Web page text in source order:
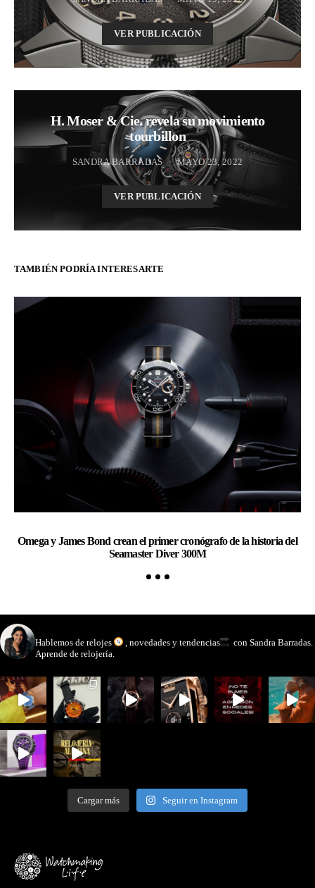
VER PUBLICACIÓN
H. Moser & Cie. revela su movimiento
tourbillon
SANDRA BARRADAS MAYO 23, 2022
VER PUBLICACIÓN
TAMBIÉN PODRÍA INTERESARTE
Omega y James Bond crean el primer cronógrafo de la historia del
Seamaster Diver 300M
Hablemos de relojes , novedades y tendencias
con Sandra Barradas.
Aprende de relojería.
Cargar más Seguir en Instagram